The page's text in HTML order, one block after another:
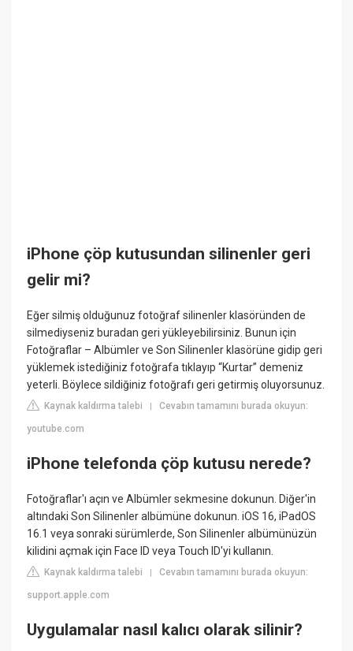
iPhone çöp kutusundan silinenler geri
gelir mi?
Eğer silmiş olduğunuz fotoğraf silinenler klasöründen de
silmediyseniz buradan geri yükleyebilirsiniz. Bunun için
Fotoğraflar – Albümler ve Son Silinenler klasörüne gidip geri
yüklemek istediğiniz fotoğrafa tıklayıp “Kurtar” demeniz
yeterli. Böylece sildiğiniz fotoğrafı geri getirmiş oluyorsunuz.
Kaynak kaldırma talebi |Cevabın tamamını burada okuyun:
youtube.com
iPhone telefonda çöp kutusu nerede?
Fotoğraflar'ı açın ve Albümler sekmesine dokunun. Diğer'in
altındaki Son Silinenler albümüne dokunun. iOS 16, iPadOS
16.1 veya sonraki sürümlerde, Son Silinenler albümünüzün
kilidini açmak için Face ID veya Touch ID'yi kullanın.
Kaynak kaldırma talebi |Cevabın tamamını burada okuyun:
support.apple.com
Uygulamalar nasıl kalıcı olarak silinir?